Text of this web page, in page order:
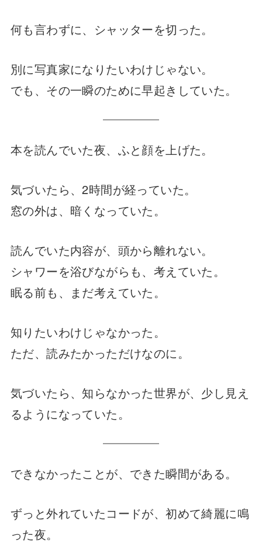
何も言わずに、シャッターを切った。
別に写真家になりたいわけじゃない。
でも、その一瞬のために早起きしていた。
本を読んでいた夜、ふと顔を上げた。
気づいたら、2時間が経っていた。
窓の外は、暗くなっていた。
読んでいた内容が、頭から離れない。
シャワーを浴びながらも、考えていた。
眠る前も、まだ考えていた。
知りたいわけじゃなかった。
ただ、読みたかっただけなのに。
気づいたら、知らなかった世界が、少し見え
るようになっていた。
できなかったことが、できた瞬間がある。
ずっと外れていたコードが、初めて綺麗に鳴
った夜。